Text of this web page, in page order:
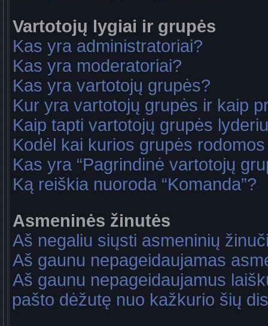
Vartotojų lygiai ir grupės
Kas yra administratoriai?
Kas yra moderatoriai?
Kas yra vartotojų grupės?
Kur yra vartotojų grupės ir kaip
Kaip tapti vartotojų grupės
Kodėl kai kurios grupės
Kas yra “Pagrindinė vartotojų
Ką reiškia nuoroda “Komanda”?
Asmeninės žinutės
Aš negaliu siųsti asmeninių
Aš gaunu nepageidaujamas
Aš gaunu nepageidaujamus
pašto dėžutę nuo kažkurio šių